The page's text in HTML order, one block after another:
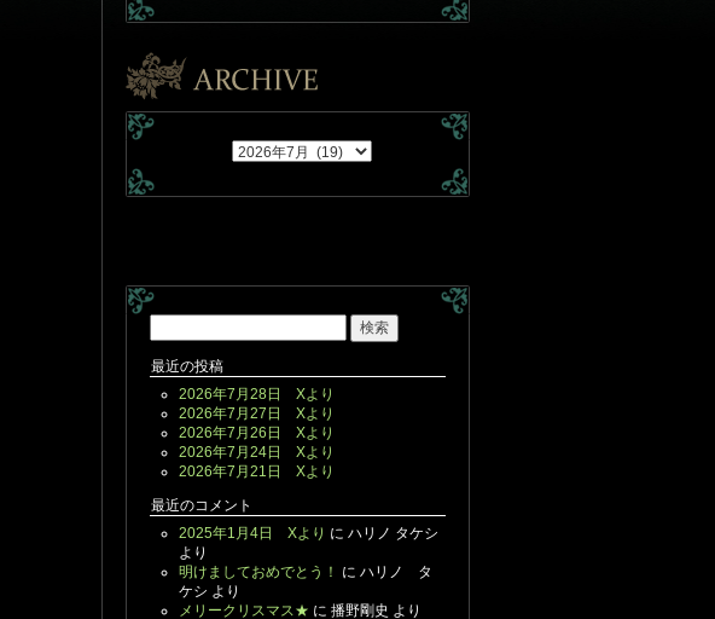
索:
最近の投稿
2026年7月28日 Xより
2026年7月27日 Xより
2026年7月26日 Xより
2026年7月24日 Xより
2026年7月21日 Xより
最近のコメント
2025年1月4日 Xより に ハリノ タケシ
より
明けましておめでとう！
に ハリノ タ
ケシ より
メリークリスマス★ に 播野剛史 より